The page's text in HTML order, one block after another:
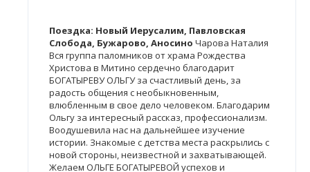
Поездка: Новый Иерусалим, Павловская
Слобода, Бужарово, Аносино Чарова Наталия
Вся группа паломников от храма Рождества
Христова в Митино сердечно благодарит
БОГАТЫРЕВУ ОЛЬГУ за счастливый день, за
радость общения с необыкновенным,
влюбленным в свое дело человеком. Благодарим
Ольгу за интересный рассказ, профессионализм.
Воодушевила нас на дальнейшее изучение
истории. Знакомые с детства места раскрылись с
новой стороны, неизвестной и захватывающей.
Желаем ОЛЬГЕ БОГАТЫРЕВОЙ успехов и